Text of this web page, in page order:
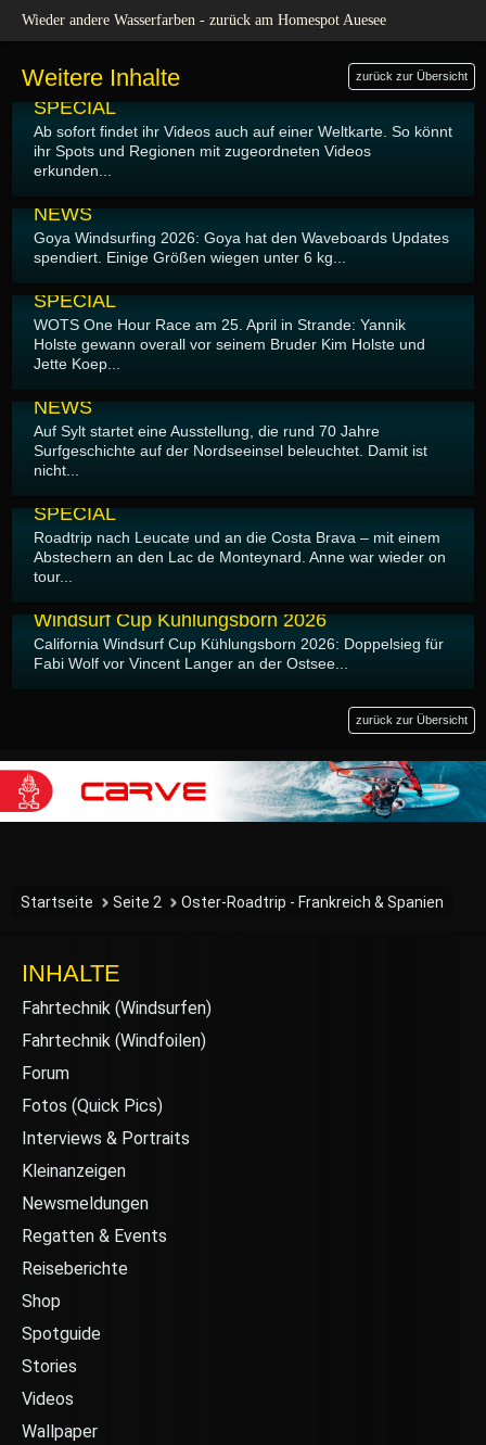
Wieder andere Wasserfarben - zurück am Homespot Auesee
Weitere Inhalte zurück zur Übersicht
06.05.2026
SPECIAL
Ab sofort findet ihr Videos auch auf einer Weltkarte. So könnt
ihr Spots und Regionen mit zugeordneten Videos
erkunden...
NEWS
Goya Windsurfing 2026: Goya hat den Waveboards Updates
spendiert. Einige Größen wiegen unter 6 kg...
SPECIAL
WOTS One Hour Race am 25. April in Strande: Yannik
Holste gewann overall vor seinem Bruder Kim Holste und
Jette Koep...
NEWS
Auf Sylt startet eine Ausstellung, die rund 70 Jahre
Surfgeschichte auf der Nordseeinsel beleuchtet. Damit ist
nicht...
SPECIAL
Roadtrip nach Leucate und an die Costa Brava – mit einem
Abstechern an den Lac de Monteynard. Anne war wieder on
tour...
Windsurf Cup Kühlungsborn 2026
California Windsurf Cup Kühlungsborn 2026: Doppelsieg für
Fabi Wolf vor Vincent Langer an der Ostsee...
zurück zur Übersicht
Startseite Seite 2 Oster-Roadtrip - Frankreich & Spanien
INHALTE
Fahrtechnik (Windsurfen)
Fahrtechnik (Windfoilen)
Forum
Fotos (Quick Pics)
Interviews & Portraits
Kleinanzeigen
Newsmeldungen
Regatten & Events
Reiseberichte
Shop
Spotguide
Stories
Videos
Wallpaper